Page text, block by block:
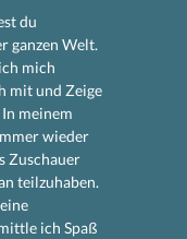
du
ganzen Welt.
mich
mit und Zeige
meinem
wieder
Zuschauer
teilzuhaben.
ich Spaß